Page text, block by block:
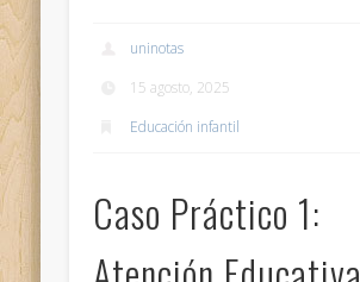
uninotas
15 agosto, 2025
Educación infantil
Caso Práctico 1: